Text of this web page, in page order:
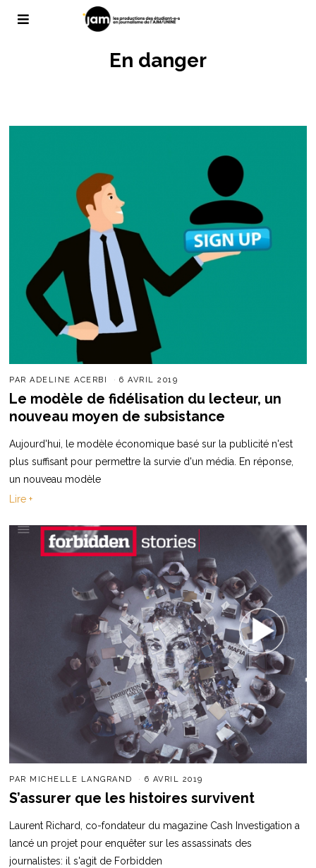
En danger
PARADELINE ACERBI 6 AVRIL 2019
Le modèle de fidélisation du lecteur, un
nouveau moyen de subsistance
Aujourd'hui, le modèle économique basé sur la publicité n'est
plus suffisant pour permettre la survie d'un média. En réponse,
un nouveau modèle
Lire +
PAR MICHELLE LANGRAND 6 AVRIL 2019
S’assurer que les histoires survivent
Laurent Richard, co-fondateur du magazine Cash Investigation a
lancé un projet pour enquêter sur les assassinats des
journalistes: il s'agit de Forbidden